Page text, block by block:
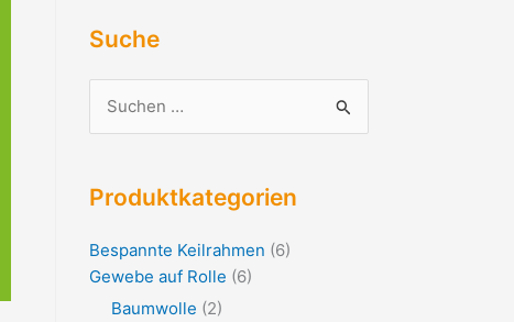
Suche
Suchen
nach:
Produktkategorien
Bespannte Keilrahmen (6)
Gewebe auf Rolle (6)
Baumwolle (2)